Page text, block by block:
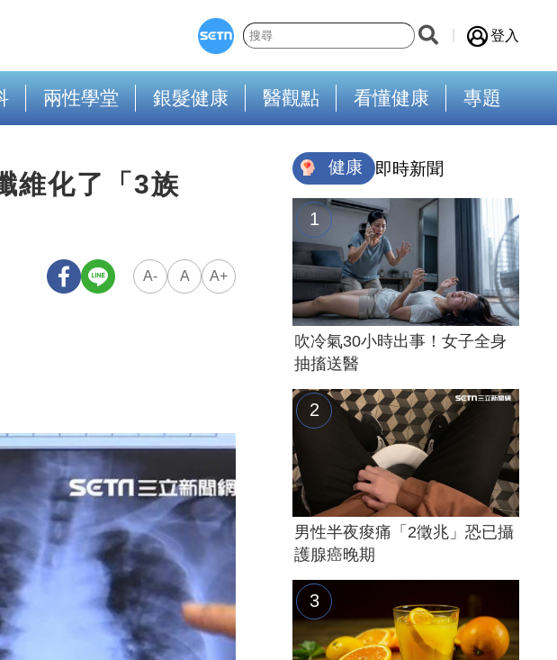
登入
兩性學堂 銀髮健康 醫觀點 看懂健康 專題
維化了「3族
A- A A+
健康 即時新聞
吹冷氣30小時出事！女子全身
抽搐送醫
男性半夜痠痛「2徵兆」恐已攝
護腺癌晚期